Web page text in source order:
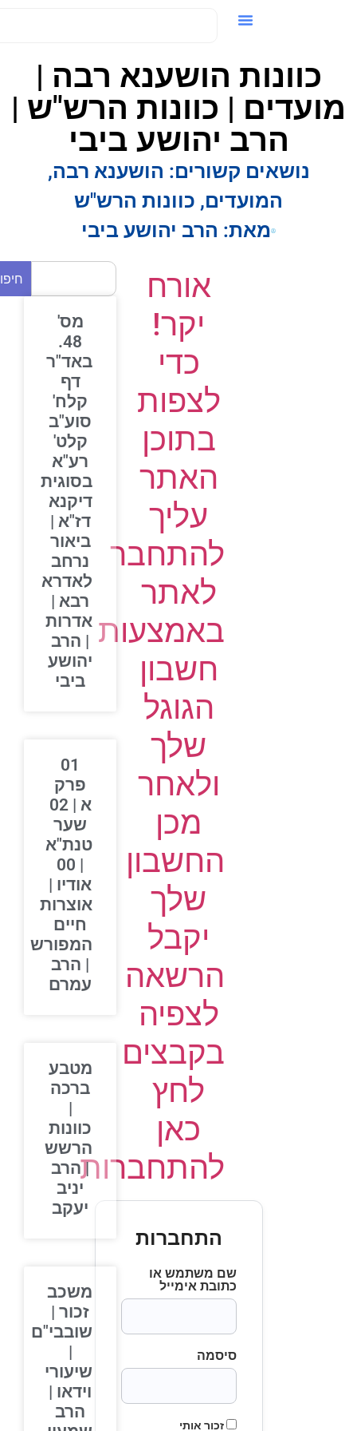
כוונות הושענא רבה |
| כוונות הרש"ש |
הרב יהושע ביבי
נושאים קשורים: הושענא רבה,
המועדים,כוונות הרש"ש
מאת:הרב יהושע ביבי
אורח
יקר!
כדי
לצפות
בתוכן
האתר
עליך
להתחבר
לאתר
באמצעות
חשבון
הגוגל
שלך
ולאחר
מכן
החשבון
שלך
יקבל
הרשאה
לצפיה
בקבצים
לחץ
כאן
להתחברות
התחברות
שם משתמש או
כתובת אימייל
סיסמה
זכור אותי
חיפוש
מס'
48.
באד"ר
דף
קלח'
סוע"ב
קלט'
רע"א
בסוגית
דיקנא
דז"א |
ביאור
נרחב
לאדרא
רבא |
אדרות
| הרב
יהושע
ביבי
פרק
א | 02
שער
טנת"א
| 00
אודיו |
אוצרות
חיים
המפורש
| הרב
עמרם
מטבע
ברכה
כוונות
הרשש
| הרב
יניב
יעקב
משכב
זכור |
שובבי"ם
שיעורי
וידאו |
הרב